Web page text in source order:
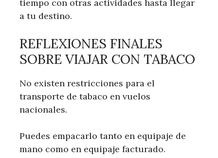
tiempo con otras actividades hasta llegar
a tu destino.
REFLEXIONES FINALES
SOBRE VIAJAR CON TABACO
No existen restricciones para el
transporte de tabaco en vuelos
nacionales.
Puedes empacarlo tanto en equipaje de
mano como en equipaje facturado.